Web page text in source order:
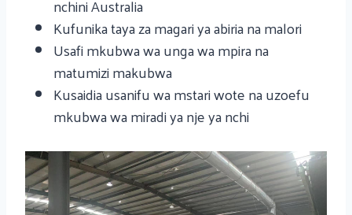
nchini Australia
Kufunika taya za magari ya abiria na malori
Usafi mkubwa wa unga wa mpira na
matumizi makubwa
Kusaidia usanifu wa mstari wote na uzoefu
mkubwa wa miradi ya nje ya nchi